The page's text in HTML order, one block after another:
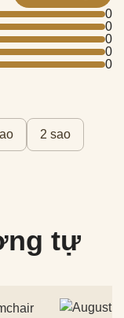
0
0
0
0
0
2 sao
tự